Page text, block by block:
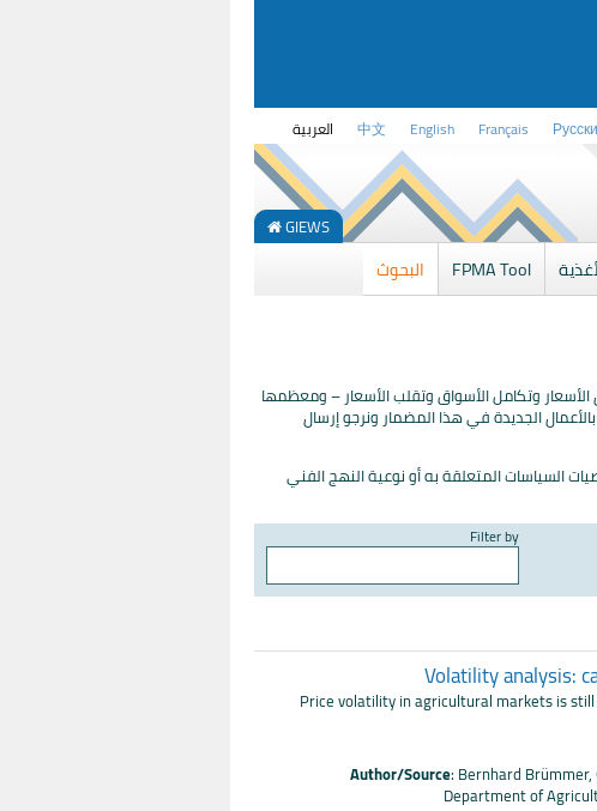
العربية 中文 English Français
GIEWS
FPMA Tool البحوث
وتكامل الأسواق وتقلب الأسعار – ومعظمها
الجديدة في هذا المضمار ونرجو إرسال
السياسات المتعلقة به أو نوعية النهج الفني
Filter by
Volatility analysis:
Price volatility in agricultural markets is
Author/Source: Bernhard
Department of